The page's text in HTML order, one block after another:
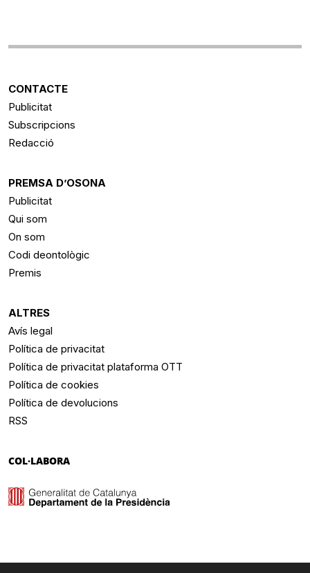
CONTACTE
Publicitat
Subscripcions
Redacció
PREMSA D’OSONA
Publicitat
Qui som
On som
Codi deontològic
Premis
ALTRES
Avís legal
Política de privacitat
Política de privacitat plataforma OTT
Política de cookies
Política de devolucions
RSS
COL·LABORA